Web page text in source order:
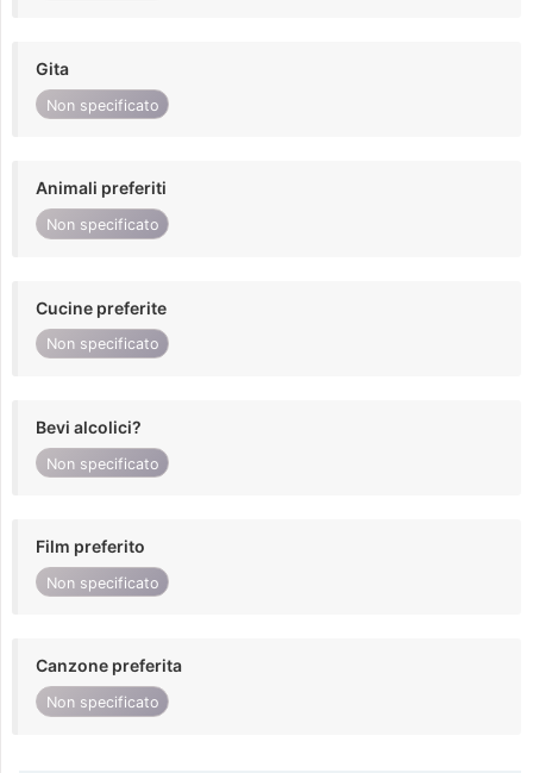
Gita
Non specificato
Animali preferiti
Non specificato
Cucine preferite
Non specificato
Bevi alcolici?
Non specificato
Film preferito
Non specificato
Canzone preferita
Non specificato